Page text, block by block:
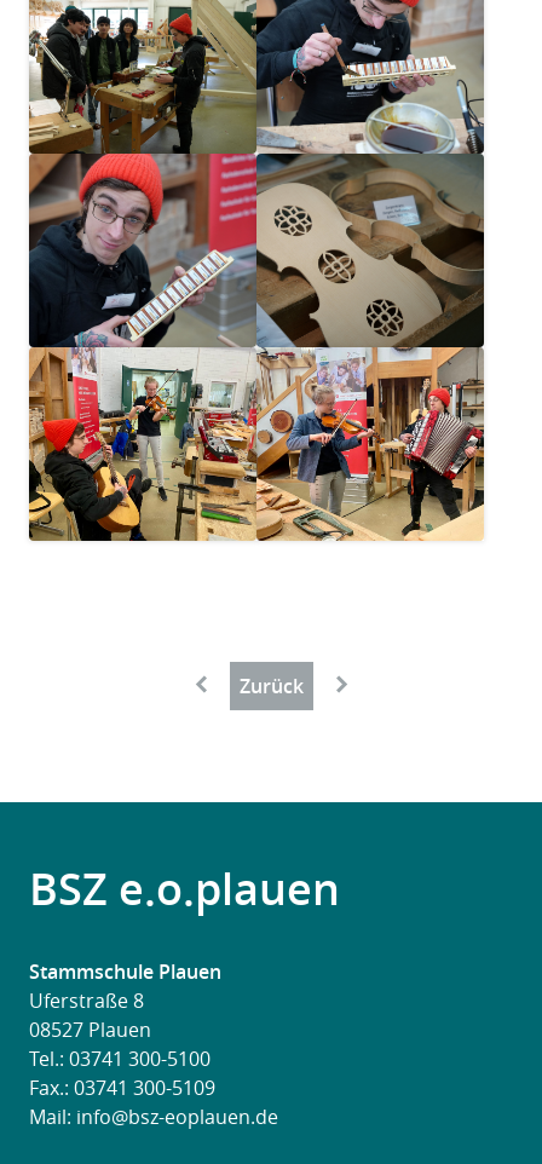
← Zurück →
BSZ e.o.plauen
Stammschule Plauen
Uferstraße 8
08527 Plauen
Tel.: 03741 300-5100
Fax.: 03741 300-5109
Mail: info@bsz-eoplauen.de